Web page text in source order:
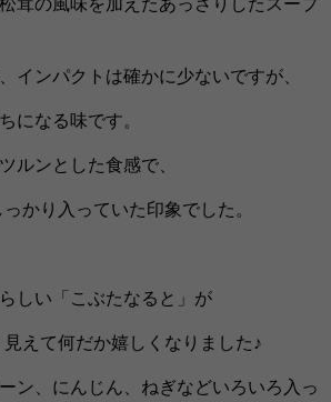
インパクトは確かに少ないですが、
になる味です。
ルンとした食感で、
かり入っていた印象でした。
しい「こぶたなると」が
えて何だか嬉しくなりました♪
ン、にんじん、ねぎなどいろいろ入っ